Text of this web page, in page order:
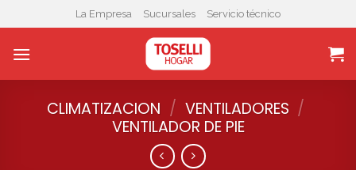
to
content
La Empresa Sucursales Servicio técnico
CLIMATIZACION / VENTILADORES /
VENTILADOR DE PIE